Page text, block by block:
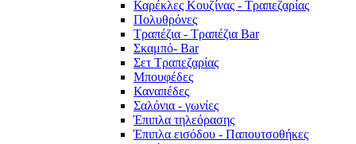
Καρέκλες Κουζίνας - Τραπεζαρίας
Πολυθρόνες
Τραπέζια - Τραπέζια Bar
Σκαμπό- Bar
Σετ Τραπεζαρίας
Μπουφέδες
Καναπέδες
Σαλόνια - γωνίες
Έπιπλα τηλεόρασης
Έπιπλα εισόδου - Παπουτσοθήκες